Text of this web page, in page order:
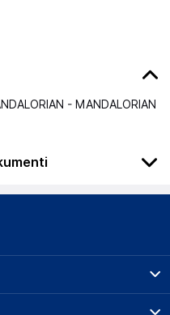
- MANDALORIAN